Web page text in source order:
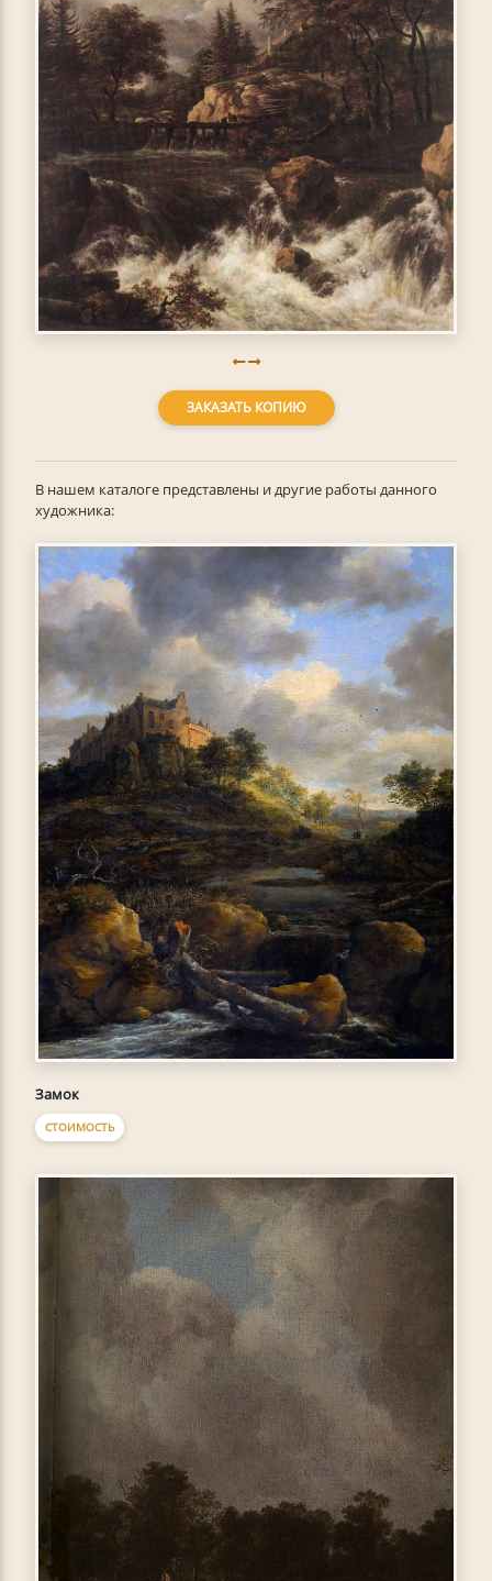
ЗАКАЗАТЬ КОПИЮ
В нашем каталоге представлены и другие работы данного
художника:
Замок
СТОИМОСТЬ